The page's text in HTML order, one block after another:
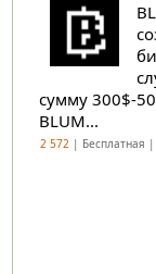
сумму 300$-
BLUM...
2 572| Бесплатная |